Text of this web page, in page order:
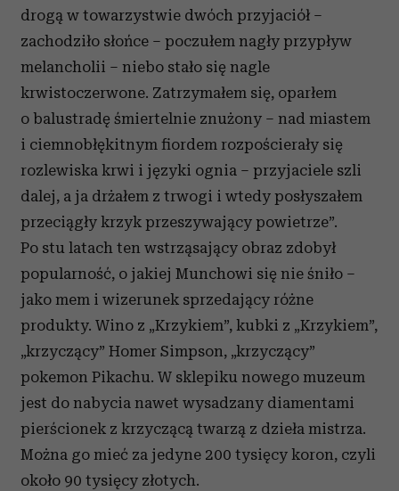
drogą w towarzystwie dwóch przyjaciół –
zachodziło słońce – poczułem nagły przypływ
melancholii – niebo stało się nagle
krwistoczerwone. Zatrzymałem się, oparłem
o balustradę śmiertelnie znużony – nad miastem
i ciemnobłękitnym fiordem rozpościerały się
rozlewiska krwi i języki ognia – przyjaciele szli
dalej, a ja drżałem z trwogi i wtedy posłyszałem
przeciągły krzyk przeszywający powietrze”.
Po stu latach ten wstrząsający obraz zdobył
popularność, o jakiej Munchowi się nie śniło –
jako mem i wizerunek sprzedający różne
produkty. Wino z „Krzykiem”, kubki z „Krzykiem”,
„krzyczący” Homer Simpson, „krzyczący”
pokemon Pikachu. W sklepiku nowego muzeum
jest do nabycia nawet wysadzany diamentami
pierścionek z krzyczącą twarzą z dzieła mistrza.
Można go mieć za jedyne 200 tysięcy koron, czyli
około 90 tysięcy złotych.